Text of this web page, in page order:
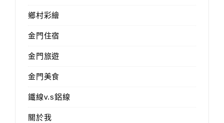
鄉村彩繪
金門住宿
金門旅遊
金門美食
鐵線v.s鋁線
關於我